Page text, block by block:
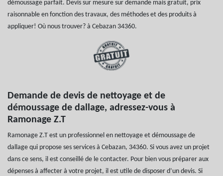
démoussage parfait. Devis sur mesure sur demande mais gratuit, prix
raisonnable en fonction des travaux, des méthodes et des produits à
appliquer! Où nous trouver? à Cebazan 34360.
Demande de devis de nettoyage et de
démoussage de dallage, adressez-vous à
Ramonage Z.T
Ramonage Z.T est un professionnel en nettoyage et démoussage de
dallage qui propose ses services à Cebazan, 34360. Si vous avez un projet
dans ce sens, il est conseillé de le contacter. Pour bien vous préparer aux
dépenses à affecter à votre projet, il est utile de disposer d’un devis. Si